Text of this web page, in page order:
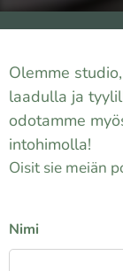
Olemme
laadulla ja
odotamme
intohimolla!
Oisit sie meiän
Nimi